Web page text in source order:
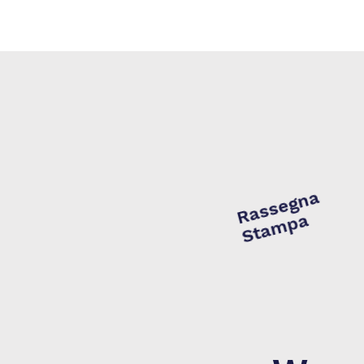
Rassegna
Stampa